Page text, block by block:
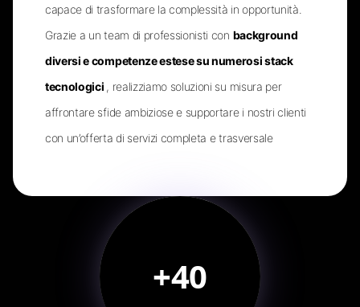
capace di trasformare la complessità in opportunità.
Grazie a un team di professionisti con background
diversi e competenze estese su numerosi stack
tecnologici , realizziamo soluzioni su misura per
affrontare sfide ambiziose e supportare i nostri clienti
con un’offerta di servizi completa e trasversale
+40